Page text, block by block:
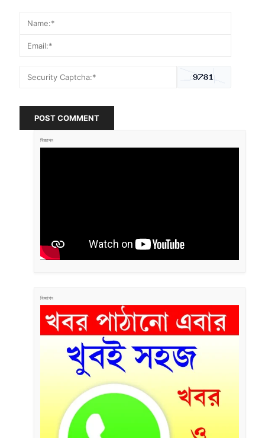
POST COMMENT
বিজ্ঞাপন
বিজ্ঞাপন